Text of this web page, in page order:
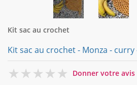
Kit sac au crochet
Kit sac au crochet - Monza -
0
Donner votre avis